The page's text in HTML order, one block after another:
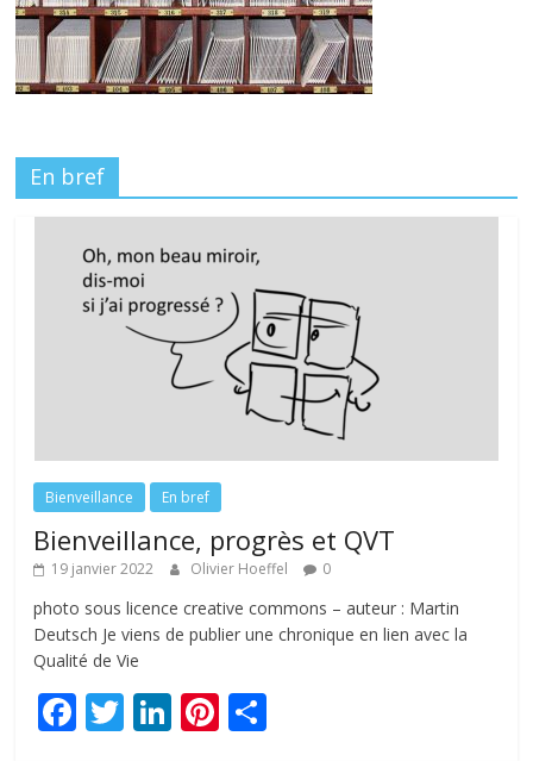
En bref
Bienveillance En bref
Bienveillance, progrès et QVT
19 janvier 2022 Olivier Hoeffel 0
photo sous licence creative commons – auteur : Martin
Deutsch Je viens de publier une chronique en lien avec la
Qualité de Vie
F T Li Pi